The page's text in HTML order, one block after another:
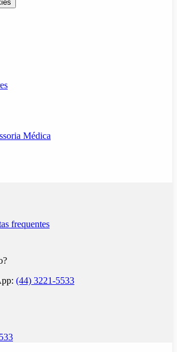
Médica
frequentes
(44) 3221-5533